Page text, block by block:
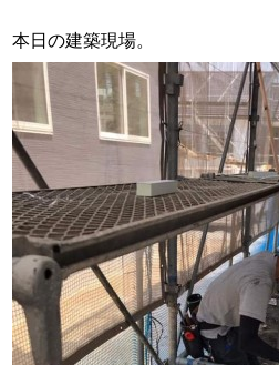
本日の建築現場。